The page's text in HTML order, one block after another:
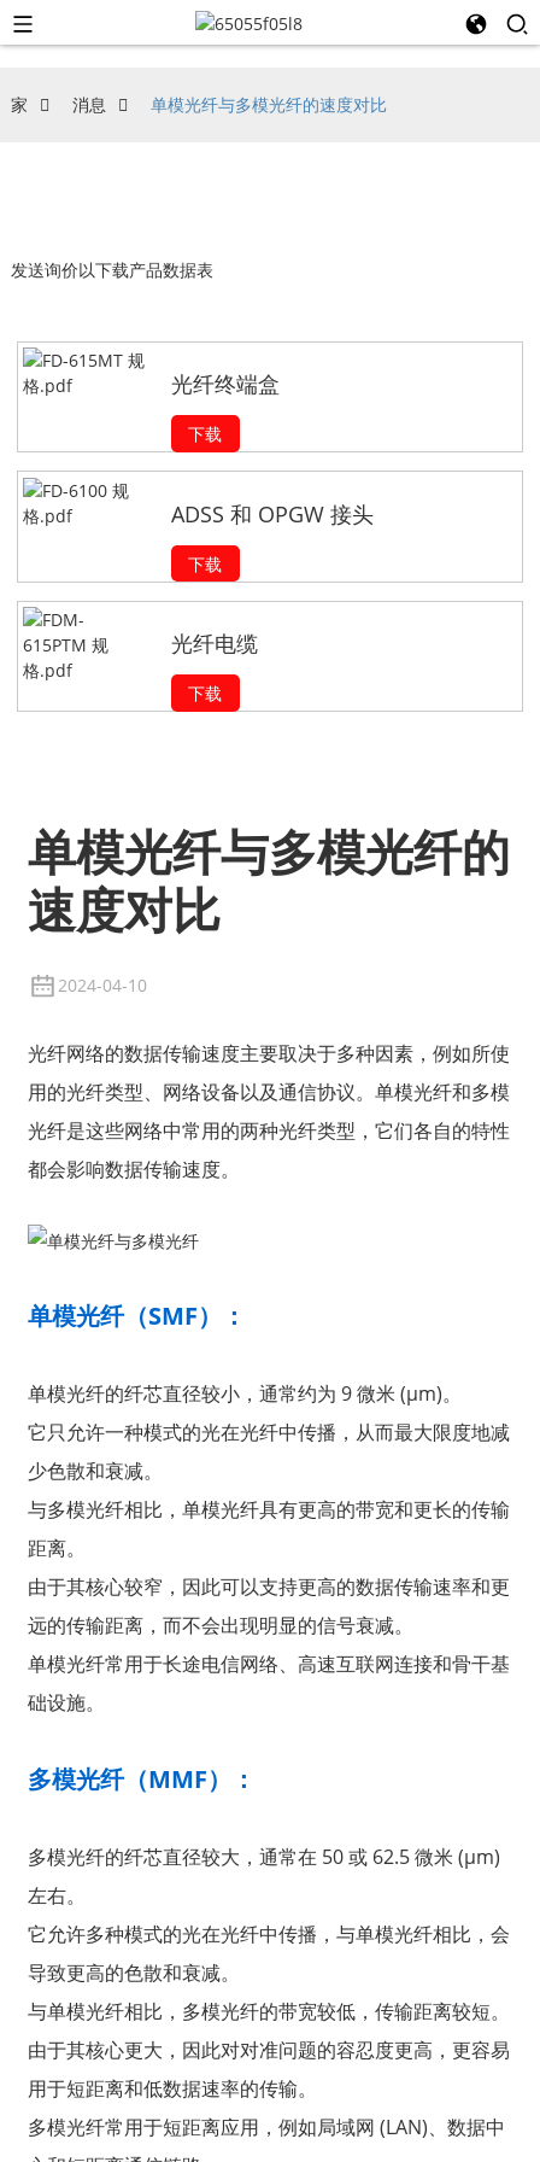
家 消息 单模光纤与多模光纤的速度对比
发送询价以下载产品数据表
光纤终端盒
下载
ADSS 和 OPGW 接头
下载
光纤电缆
下载
单模光纤与多模光纤的
速度对比
2024-04-10
光纤网络的数据传输速度主要取决于多种因素，例如所使
用的光纤类型、网络设备以及通信协议。单模光纤和多模
光纤是这些网络中常用的两种光纤类型，它们各自的特性
都会影响数据传输速度。
单模光纤（SMF）：
单模光纤的纤芯直径较小，通常约为 9 微米 (μm)。
它只允许一种模式的光在光纤中传播，从而最大限度地减
少色散和衰减。
与多模光纤相比，单模光纤具有更高的带宽和更长的传输
距离。
由于其核心较窄，因此可以支持更高的数据传输速率和更
远的传输距离，而不会出现明显的信号衰减。
单模光纤常用于长途电信网络、高速互联网连接和骨干基
础设施。
多模光纤（MMF）：
多模光纤的纤芯直径较大，通常在 50 或 62.5 微米 (μm)
左右。
它允许多种模式的光在光纤中传播，与单模光纤相比，会
导致更高的色散和衰减。
与单模光纤相比，多模光纤的带宽较低，传输距离较短。
由于其核心更大，因此对对准问题的容忍度更高，更容易
用于短距离和低数据速率的传输。
多模光纤常用于短距离应用，例如局域网 (LAN)、数据中